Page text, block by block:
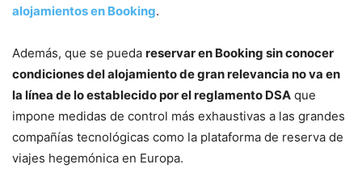
alojamientos en Booking.
Además, que se pueda reservar en Booking sin conocer
condiciones del alojamiento de gran relevancia no va en
la línea de lo establecido por el reglamento DSA que
impone medidas de control más exhaustivas a las grandes
compañías tecnológicas como la plataforma de reserva de
viajes hegemónica en Europa.